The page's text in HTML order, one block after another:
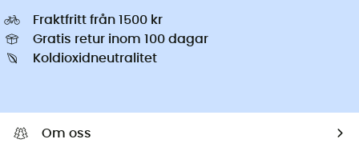
Fraktfritt från 1500 kr
Gratis retur inom 100 dagar
Koldioxidneutralitet
Om oss